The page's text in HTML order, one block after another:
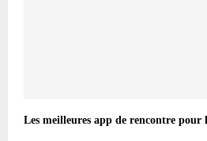
Les meilleures app de rencontre pour